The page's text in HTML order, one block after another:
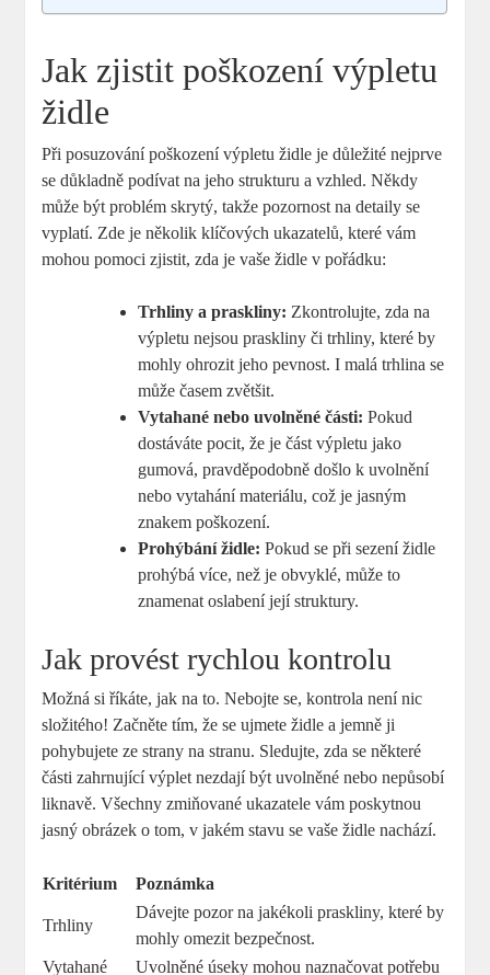
Jak zjistit poškození výpletu
židle
Při posuzování poškození výpletu židle je důležité nejprve
se důkladně podívat na jeho strukturu a vzhled. Někdy
může být problém skrytý, takže pozornost na detaily se
vyplatí. Zde je několik klíčových ukazatelů, které vám
mohou pomoci zjistit, zda je vaše židle v pořádku:
Trhliny a praskliny: Zkontrolujte, zda na
výpletu nejsou praskliny či trhliny, které by
mohly ohrozit jeho pevnost. I malá trhlina se
může časem zvětšit.
Vytahané nebo uvolněné části: Pokud
dostáváte pocit, že je část výpletu jako
gumová, pravděpodobně došlo k uvolnění
nebo vytahání materiálu, což je jasným
znakem poškození.
Prohýbání židle: Pokud se při sezení židle
prohýbá více, než je obvyklé, může to
znamenat oslabení její struktury.
Jak provést rychlou kontrolu
Možná si říkáte, jak na to. Nebojte se, kontrola není nic
složitého! Začněte tím, že se ujmete židle a jemně ji
pohybujete ze strany na stranu. Sledujte, zda se některé
části zahrnující výplet nezdají být uvolněné nebo nepůsobí
liknavě. Všechny zmiňované ukazatele vám poskytnou
jasný obrázek o tom, v jakém stavu se vaše židle nachází.
Kritérium Poznámka
Trhliny
Dávejte pozor na jakékoli praskliny, které by
mohly omezit bezpečnost.
Vytahané
Uvolněné úseky mohou naznačovat potřebu